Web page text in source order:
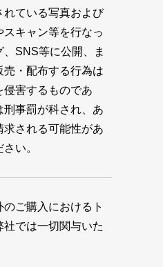
れている写真および
キャン等を行なっ
SNS等に公開、ま
売・配布する行為は
害するものであ
刑事罰が科され、あ
求される可能性があ
い。
ご購入におけるト
では一切関与いた